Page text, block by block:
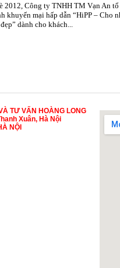
2012, Công ty TNHH TM Vạn An
khuyến mại hấp dẫn “HiPP – Cho
dành cho khách...
TƯ VẤN HOÀNG LONG
Xuân, Hà Nội
NỘI